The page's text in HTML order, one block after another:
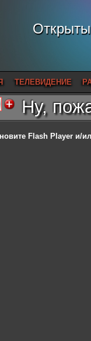
ТЕЛЕВИДЕНИЕ
Ну,
Flash Player и/